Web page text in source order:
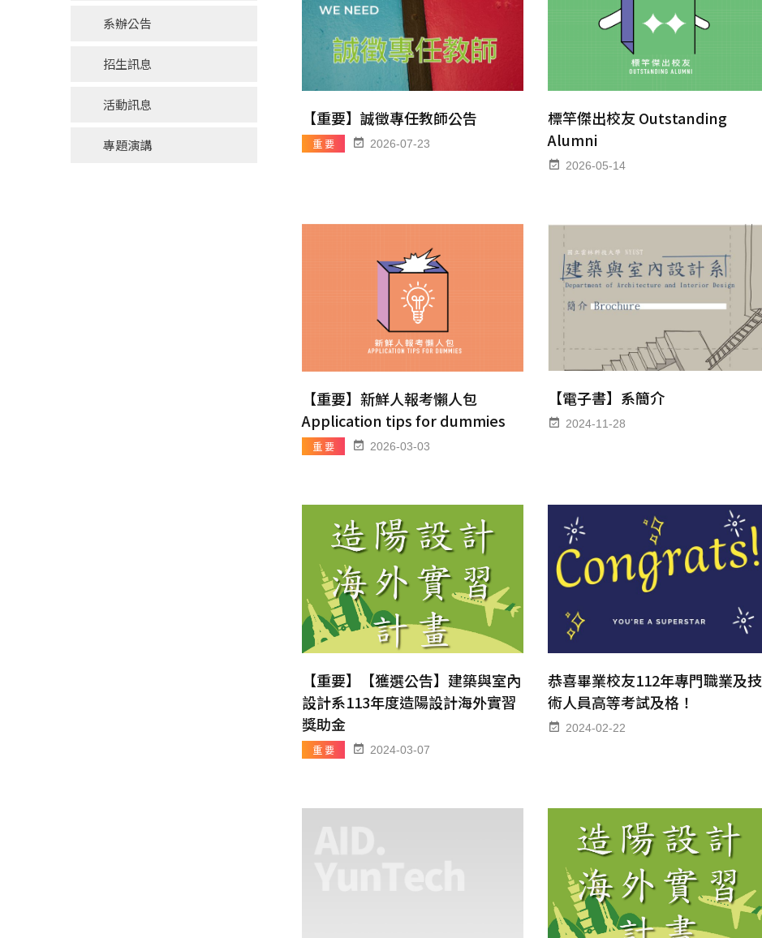
系辦公告
招生訊息
活動訊息
專題演講
【重要】誠徵專任教師公告
重 要 2026-07-23
標竿傑出校友 Outstanding
Alumni
2026-05-14
【重要】新鮮人報考懶人包
Application tips for dummies
重 要 2026-03-03
【電子書】系簡介
2024-11-28
【重要】【獲選公告】建築與室內
設計系113年度造陽設計海外實習
獎助金
重 要 2024-03-07
恭喜畢業校友112年專門職業及技
術人員高等考試及格！
2024-02-22